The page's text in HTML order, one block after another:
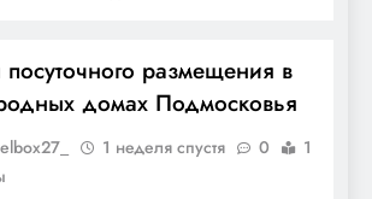
— талантливый российский
и тренер, чья биография
мотивации и
Последние новости,
размещения в
домах Подмосковья
1 неделя спустя 0
1